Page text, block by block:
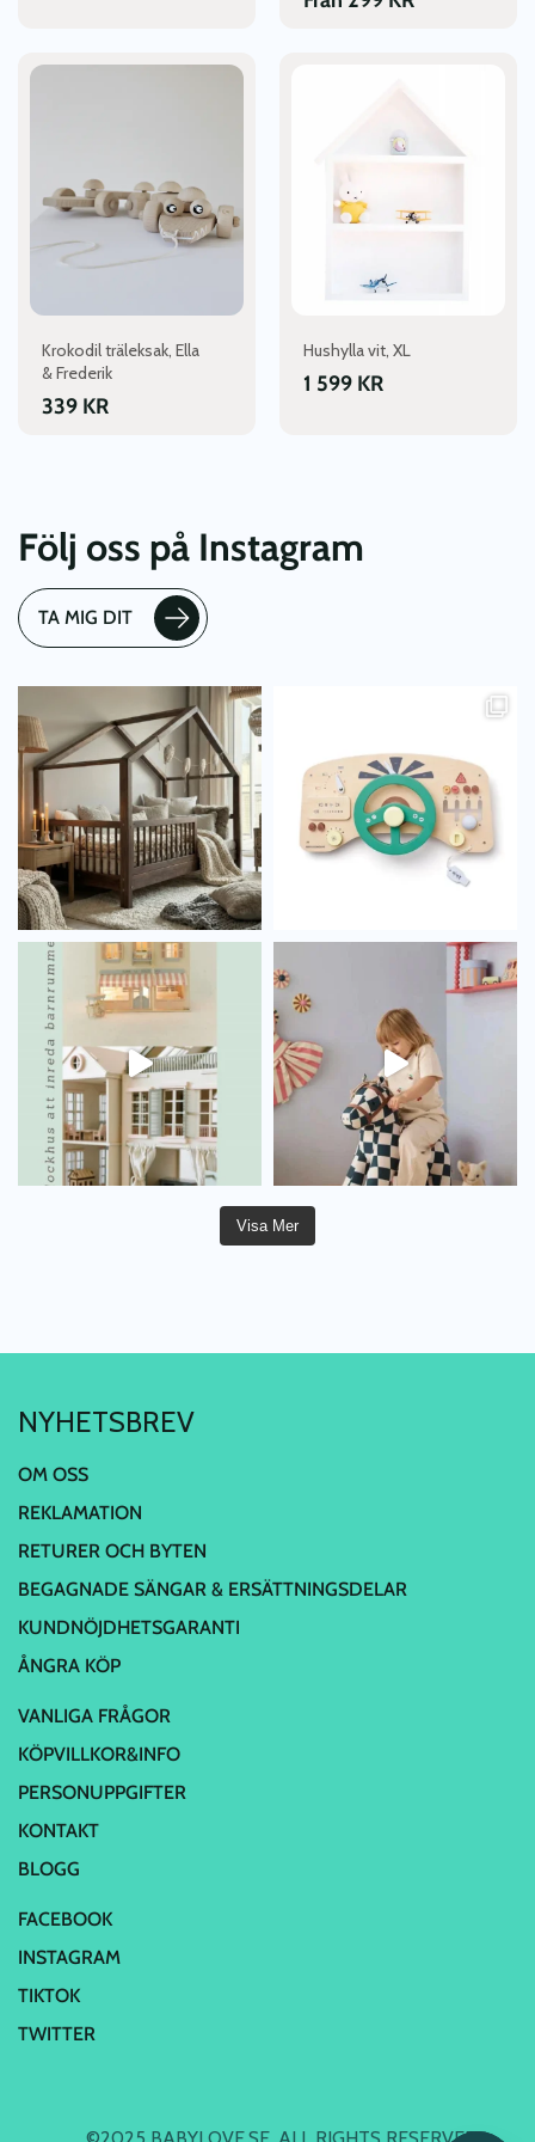
Krokodil träleksak, Ella
& Frederik
339 KR
Hushylla vit, XL
1 599 KR
Följ oss på Instagram
TA MIG DIT
Visa Mer
NYHETSBREV
OM OSS
REKLAMATION
RETURER OCH BYTEN
BEGAGNADE SÄNGAR & ERSÄTTNINGSDELAR
KUNDNÖJDHETSGARANTI
ÅNGRA KÖP
VANLIGA FRÅGOR
KÖPVILLKOR&INFO
PERSONUPPGIFTER
KONTAKT
BLOGG
FACEBOOK
INSTAGRAM
TIKTOK
TWITTER